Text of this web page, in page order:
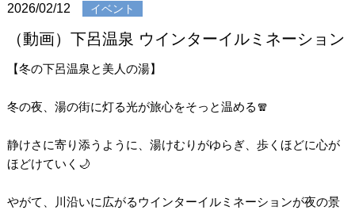
2026/02/12 イベント
（動画）下呂温泉 ウインターイルミネーション
【冬の下呂温泉と美人の湯】
冬の夜、湯の街に灯る光が旅心をそっと温める🧣
静けさに寄り添うように、湯けむりがゆらぎ、歩くほどに心が
ほどけていく🌙
やがて、川沿いに広がるウインターイルミネーションが夜の景